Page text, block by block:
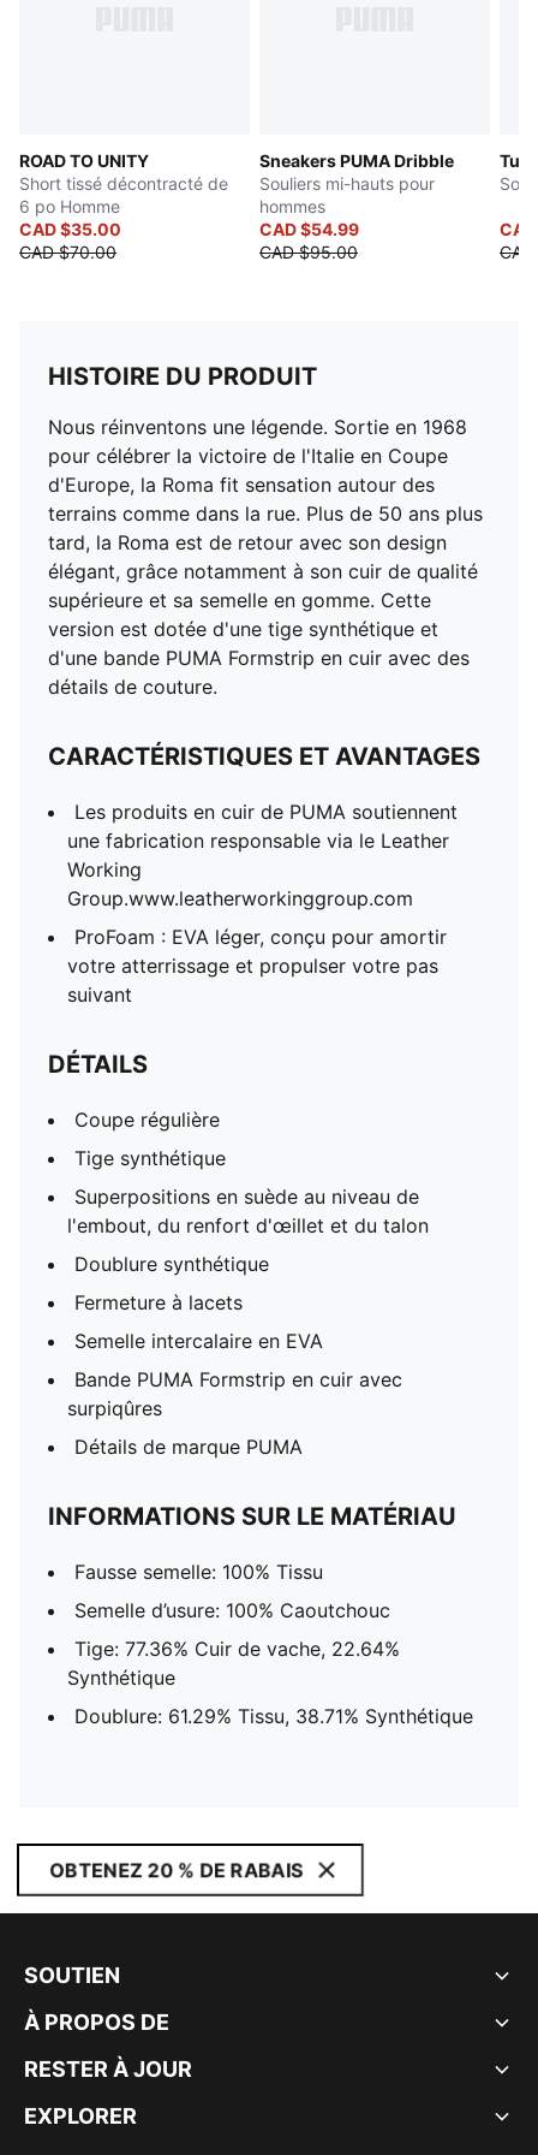
ROAD TO UNITY
Short tissé décontracté de
6 po Homme
CAD $35.00
CAD $70.00
Sneakers PUMA Dribble
Souliers mi-hauts pour
hommes
CAD $54.99
CAD $95.00
HISTOIRE DU PRODUIT
Nous réinventons une légende. Sortie en 1968
pour célébrer la victoire de l'Italie en Coupe
d'Europe, la Roma fit sensation autour des
terrains comme dans la rue. Plus de 50 ans plus
tard, la Roma est de retour avec son design
élégant, grâce notamment à son cuir de qualité
supérieure et sa semelle en gomme. Cette
version est dotée d'une tige synthétique et
d'une bande PUMA Formstrip en cuir avec des
détails de couture.
CARACTÉRISTIQUES ET AVANTAGES
Les produits en cuir de PUMA soutiennent
une fabrication responsable via le Leather
Working
Group.www.leatherworkinggroup.com
ProFoam : EVA léger, conçu pour amortir
votre atterrissage et propulser votre pas
suivant
DÉTAILS
Coupe régulière
Tige synthétique
Superpositions en suède au niveau de
l'embout, du renfort d'œillet et du talon
Doublure synthétique
Fermeture à lacets
Semelle intercalaire en EVA
Bande PUMA Formstrip en cuir avec
surpiqûres
Détails de marque PUMA
INFORMATIONS SUR LE MATÉRIAU
Fausse semelle: 100% Tissu
Semelle d’usure: 100% Caoutchouc
Tige: 77.36% Cuir de vache, 22.64%
Synthétique
Doublure: 61.29% Tissu, 38.71% Synthétique
OBTENEZ 20 % DE RABAIS
SOUTIEN
À PROPOS DE
RESTER À JOUR
EXPLORER